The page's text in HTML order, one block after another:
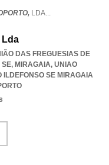
LDA...
Lda
DAS FREGUESIAS DE
SE, MIRAGAIA, UNIAO
ILDEFONSO SE MIRAGAIA